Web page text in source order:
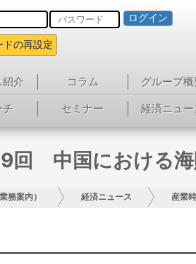
ログイン
ドの再設定
介 コラム グループ
チ セミナー 経済ニュー
回 中国における海
務案内） 経済ニュース 産業